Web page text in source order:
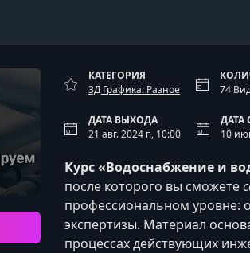
КАТЕГОРИЯ
3Д Графика: Разное
74
ДАТА ВЫХОДА
21 авг. 2024 г., 10:00
ДАТА
10
Курс «Водоснабжение и
после которого вы сможете
профессиональном уровне:
экспертизы. Материал
процессах действующих